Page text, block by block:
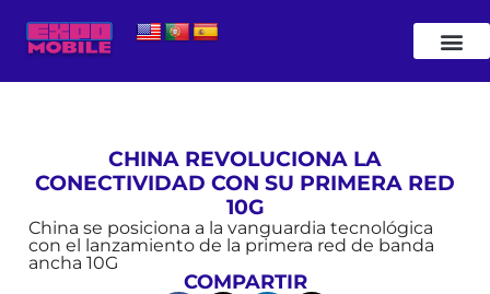
CHINA REVOLUCIONA LA
CONECTIVIDAD CON SU PRIMERA RED
10G
China se posiciona a la vanguardia tecnológica
con el lanzamiento de la primera red de banda
ancha 10G
COMPARTIR